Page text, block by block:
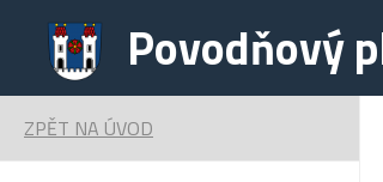
Povodňový
ZPĚT NA ÚVOD